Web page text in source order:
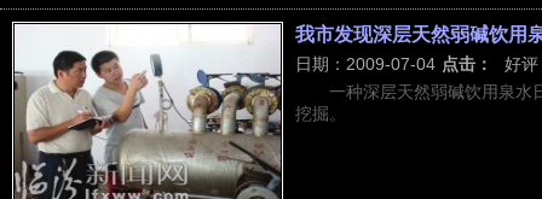
我市发现深层天然弱碱饮用
日期：2009-07-04 点击：
好评
一种深层天然弱碱饮用泉水
挖掘。